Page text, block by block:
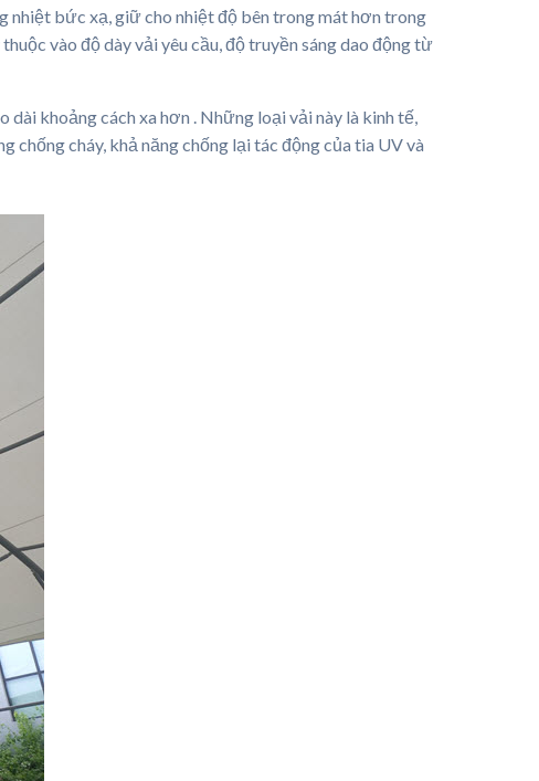
nhiệt bức xạ, giữ cho nhiệt độ bên trong mát hơn trong
vào độ dày vải yêu cầu, độ truyền sáng dao động từ
khoảng cách xa hơn . Những loại vải này là kinh tế,
chống cháy, khả năng chống lại tác động của tia UV và